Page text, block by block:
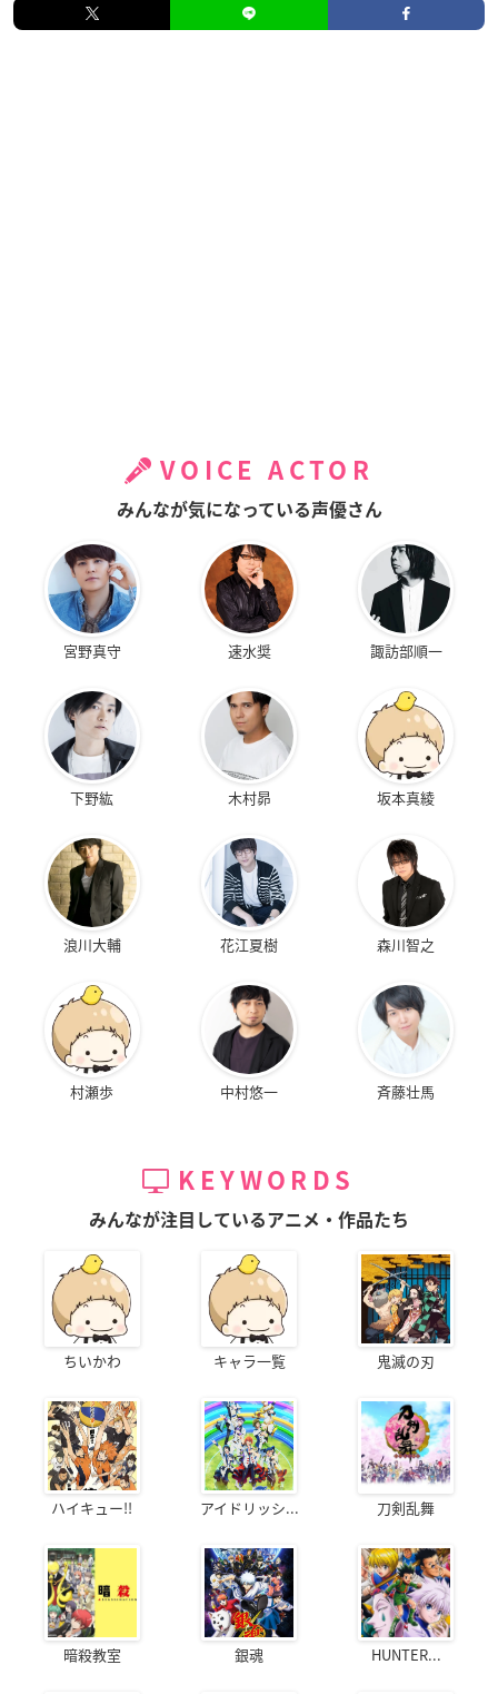
VOICE ACTOR
みんなが気になっている声優さん
宮野真守 速水奨 諏訪部順一
下野紘 木村昴 坂本真綾
浪川大輔 花江夏樹 森川智之
村瀬歩 中村悠一 斉藤壮馬
KEYWORDS
みんなが注目しているアニメ・作品たち
ちいかわ キャラ一覧 鬼滅の刃
ハイキュー!! アイドリッシ... 刀剣乱舞
暗殺教室 銀魂 HUNTER...